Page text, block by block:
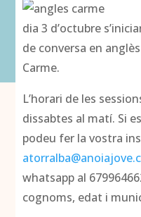
dia 3 d’octubre
de conversa en
Carme.
L’horari de les
dissabtes al matí. Si
podeu fer la vostra
whatsapp al
cognoms, edat i